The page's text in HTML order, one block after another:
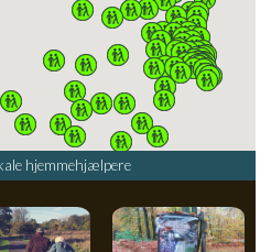
hjemmehjælpere